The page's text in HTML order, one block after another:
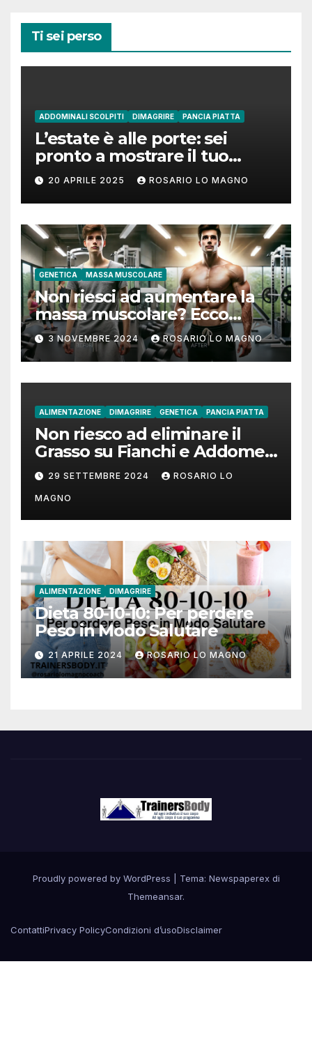
Ti sei perso
ADDOMINALI SCOLPITI DIMAGRIRE PANCIA PIATTA
L’estate è alle porte: sei
pronto a mostrare il tuo
addome piatto?
20 APRILE 2025 ROSARIO LO MAGNO
GENETICA MASSA MUSCOLARE
Non riesci ad aumentare la
massa muscolare? Ecco
come fare!
3 NOVEMBRE 2024 ROSARIO LO MAGNO
ALIMENTAZIONE DIMAGRIRE GENETICA PANCIA PIATTA
Non riesco ad eliminare il
Grasso su Fianchi e Addome:
cause e rimedi
29 SETTEMBRE 2024 ROSARIO LO
MAGNO
ALIMENTAZIONE DIMAGRIRE
Dieta 80-10-10: Per perdere
Peso in Modo Salutare
21 APRILE 2024 ROSARIO LO MAGNO
Proudly powered by WordPress
Tema: Newspaperex di
Themeansar.
ContattiPrivacy PolicyCondizioni d’usoDisclaimer